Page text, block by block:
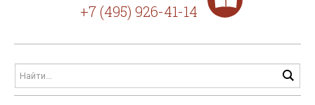
+7 (495) 926-41-14